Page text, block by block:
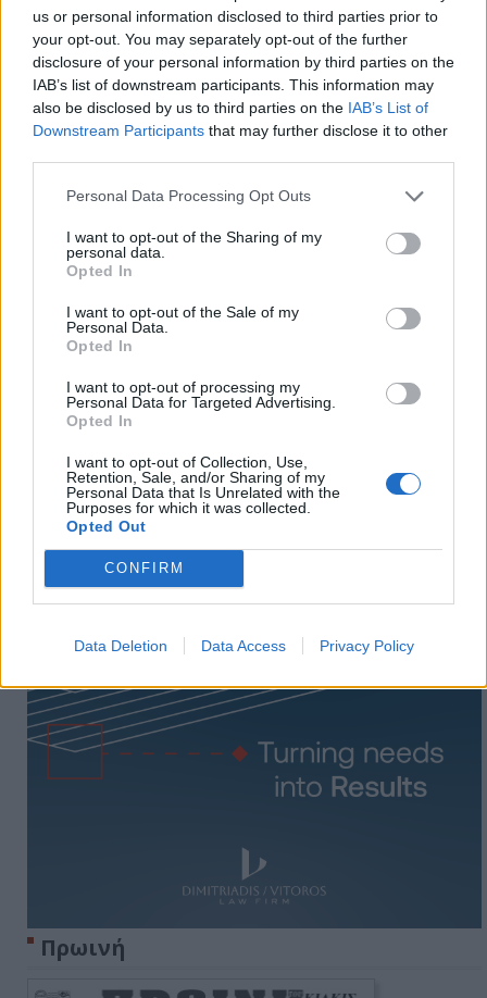
us or personal information disclosed to third parties prior to
your opt-out. You may separately opt-out of the further
disclosure of your personal information by third parties on the
IAB’s list of downstream participants. This information may
also be disclosed by us to third parties on the IAB’s List of
Downstream Participants that may further disclose it to other
Personal Data Processing Opt Outs
I want to opt-out of the Sharing of my
personal data.
Opted In
I want to opt-out of the Sale of my
Personal Data.
Opted In
I want to opt-out of processing my
Personal Data for Targeted Advertising.
Opted In
I want to opt-out of Collection, Use,
Retention, Sale, and/or Sharing of my
Personal Data that Is Unrelated with the
Purposes for which it was collected.
Opted Out
CONFIRM
Data Deletion Data Access Privacy Policy
Πρωινή